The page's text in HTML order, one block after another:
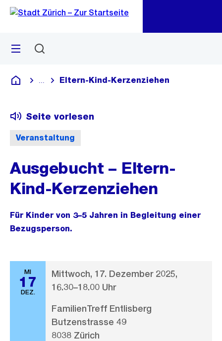
Navigation
Sprunglink
Menü
Deutsch
Blende alle Breadcrumbs ein
Eltern-Kind-Kerzenziehen
Veranstaltung
Seite vorlesen
Ausgebucht – Eltern-
Kind-Kerzenziehen
Für Kinder von 3–5 Jahren in Begleitung einer
Bezugsperson.
MI
17
DEZ.
Mittwoch, 17. Dezember 2025,
16.30–18.00 Uhr
FamilienTreff Entlisberg
Butzenstrasse 49
8038 Zürich